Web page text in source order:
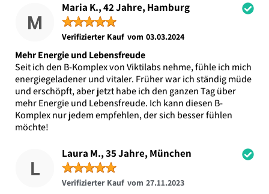
Maria K., 42 Jahre, Hamburg
★★★★★
Verifizierter Kauf vom 03.03.2024
Mehr Energie und Lebensfreude
Seit ich den B-Komplex von Viktilabs nehme, fühle ich mich
energiegeladener und vitaler. Früher war ich ständig müde
und erschöpft, aber jetzt habe ich den ganzen Tag über
mehr Energie und Lebensfreude. Ich kann diesen B-
Komplex nur jedem empfehlen, der sich besser fühlen
möchte!
Laura M., 35 Jahre, München
★★★★★
Verifizierter Kauf vom 27.11.2023